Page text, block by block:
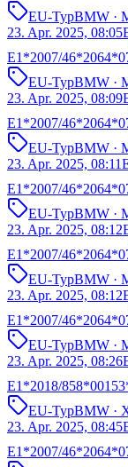
EU-TypBMW ·
23. Apr. 2025, 08:05
E1*2007/
EU-TypBMW ·
23. Apr. 2025, 08:09
E1*2007/
EU-TypBMW ·
23. Apr. 2025, 08:11
E1*2007/
EU-TypBMW ·
23. Apr. 2025, 08:12
E1*2007/
EU-TypBMW ·
23. Apr. 2025, 08:12
E1*2007/
EU-TypBMW ·
23. Apr. 2025, 08:26
E1*2018/
EU-TypBMW ·
23. Apr. 2025, 08:45
E1*2007/